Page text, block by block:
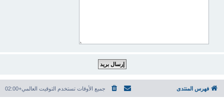
فهرس المنتدى جميع الأوقات تستخدم التوقيت العالمي+02:00